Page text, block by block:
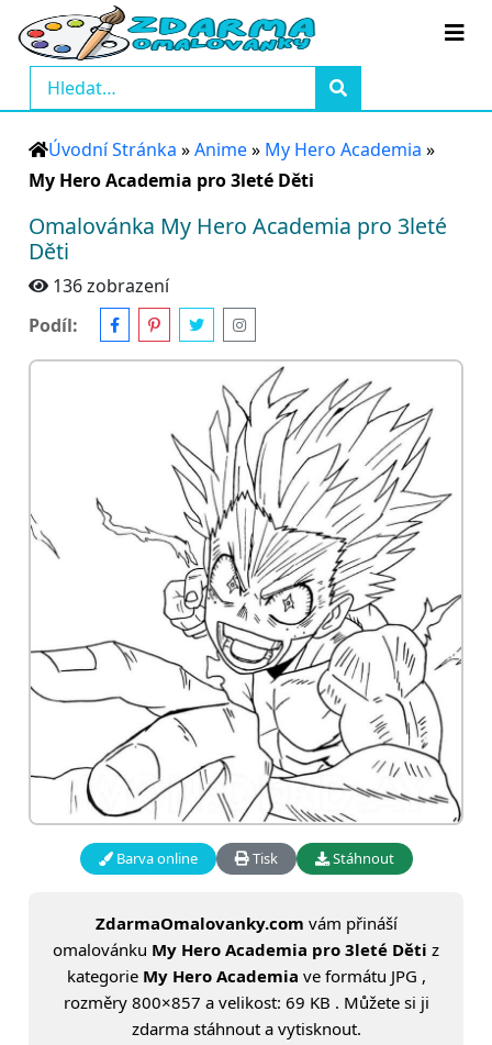
Úvodní Stránka »Anime» My Hero Academia »
My Hero Academia pro 3leté Děti
Omalovánka My Hero Academia pro 3leté
Děti
136 zobrazení
Podíl:
Barva online Tisk Stáhnout
ZdarmaOmalovanky.com vám přináší
omalovánku My Hero Academia pro 3leté Děti z
kategorie My Hero Academia ve formátu JPG ,
rozměry 800×857 a velikost: 69 KB . Můžete si ji
zdarma stáhnout a vytisknout.